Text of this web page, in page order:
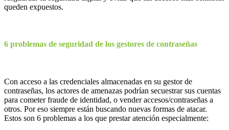
queden expuestos.
6 problemas de seguridad de los gestores de contraseñas
Con acceso a las credenciales almacenadas en su gestor de
contraseñas, los actores de amenazas podrían secuestrar sus cuentas
para cometer fraude de identidad, o vender accesos/contraseñas a
otros. Por eso siempre están buscando nuevas formas de atacar.
Estos son 6 problemas a los que prestar atención especialmente: